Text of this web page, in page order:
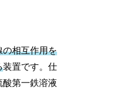
の相互作用を
装置です。仕
第一鉄溶液